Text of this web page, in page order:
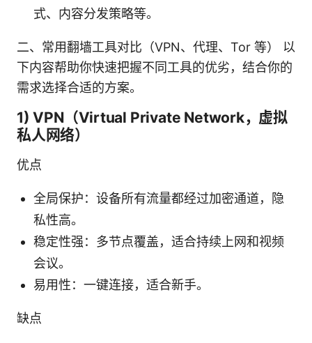
式、内容分发策略等。
二、常用翻墙工具对比（VPN、代理、Tor 等） 以
下内容帮助你快速把握不同工具的优劣，结合你的
需求选择合适的方案。
1) VPN（Virtual Private Network，虚拟
私人网络）
优点
全局保护：设备所有流量都经过加密通道，隐
私性高。
稳定性强：多节点覆盖，适合持续上网和视频
会议。
易用性：一键连接，适合新手。
缺点